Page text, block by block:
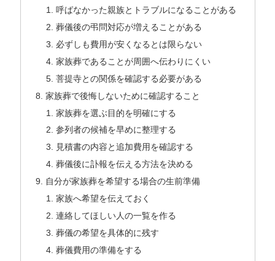
呼ばなかった親族とトラブルになることがある
葬儀後の弔問対応が増えることがある
必ずしも費用が安くなるとは限らない
家族葬であることが周囲へ伝わりにくい
菩提寺との関係を確認する必要がある
家族葬で後悔しないために確認すること
家族葬を選ぶ目的を明確にする
参列者の候補を早めに整理する
見積書の内容と追加費用を確認する
葬儀後に訃報を伝える方法を決める
自分が家族葬を希望する場合の生前準備
家族へ希望を伝えておく
連絡してほしい人の一覧を作る
葬儀の希望を具体的に残す
葬儀費用の準備をする